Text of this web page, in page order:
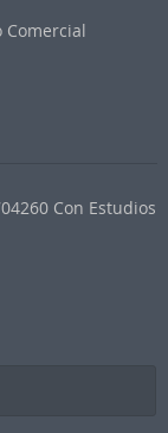
Comercial
Con Estudios